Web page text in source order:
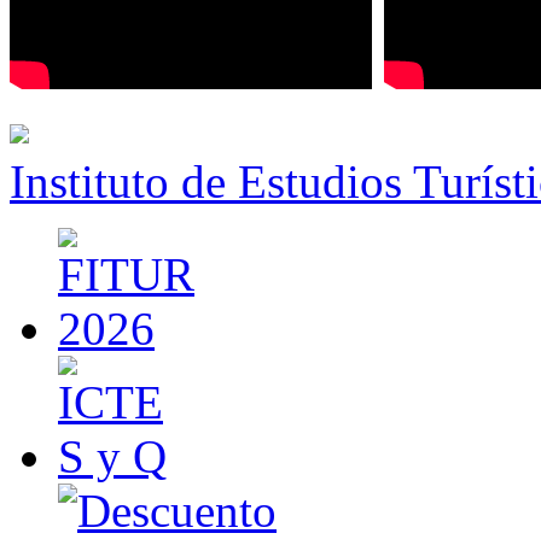
Instituto de Estudios